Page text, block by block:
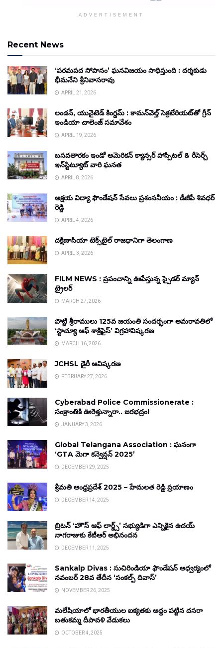
ADVERTISEMENT
Recent News
‘పరమపద సోపానం’ ఘనవిజయం సాధిస్తుంది : దర్శకుడు
భీమనేని శ్రీనివాసరావు
APRIL 21, 2026
లండన్, యునైటెడ్ కింగ్డమ్ : కామన్‌వెల్త్ సెక్రటేరియట్‌తో గ్రీన్
ఇండియా చాలెంజ్ సమావేశం
APRIL 19, 2026
బసవతారకం ఇండో అమెరికన్ క్యాన్సర్ హాస్పిటల్ & రీసెర్చ్
ఇన్‌స్టిట్యూట్ వారి ఘనత
APRIL 8, 2026
అక్షయ విద్యా ఫౌండేషన్ సేవలు ప్రశంసనీయం : డీజీపీ శివధర్
రెడ్డి
APRIL 4, 2026
దక్షిణాసియా టెక్స్‌టైల్ రాజధానిగా తెలంగాణ
APRIL 3, 2026
FILM NEWS : ప్రపంచాన్ని ఊపేస్తున్న స్పైడర్ మ్యాన్
ట్రైలర్
MARCH 27, 2026
పొట్టి శ్రీరాములు 125వ జయంతి సందర్భంగా అమరావతిలో
‘స్టాచ్యూ ఆఫ్ శాక్రిఫైస్’ విగ్రహావిష్కరణ
MARCH 16, 2026
JCHSL డైరీ ఆవిష్కరణ
FEBRUARY 27, 2026
Cyberabad Police Commissionerate :
సంక్రాంతికి ఊరెళ్తున్నారా.. జరభద్రం!
JANUARY 3, 2026
Global Telangana Association : ఘనంగా
‘GTA మెగా కన్వెన్షన్ 2025’
DECEMBER 29, 2025
శ్రీమతి ఆంధ్రప్రదేశ్ 2025 – హేమలత రెడ్డి ప్రయాణం
DECEMBER 14, 2025
బ్రిటన్ ‘హౌస్ ఆఫ్ లార్డ్స్’ సభ్యుడిగా ఎన్నికైన ఉదయ్
నాగరాజుకు కేటీఆర్ అభినందన
DECEMBER 11, 2025
Sankalp Divas : సుచిరిండియా ఫౌండేషన్ ఆధ్వర్యంలో
నవంబర్ 28వ తేదీన ‘సంకల్ప్ దివాస్’
NOVEMBER 26, 2025
మలేషియాలో భారతీయుల ఐక్యతకు అద్దం పట్టిన దసరా
బతుకమ్మ దీపావళి వేడుకలు
OCTOBER 4, 2025